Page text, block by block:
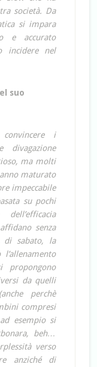
società. Da
si impara
e accurato
incidere nel
suo
i
divagazione
ma molti
maturato
impeccabile
su pochi
senza
di sabato, la
propongono
da quelli
perchè
compresi
esempio si
beh…
verso
anziché di